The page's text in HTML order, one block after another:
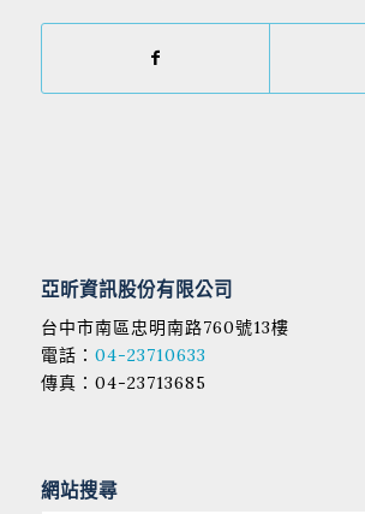
亞昕資訊股份有限公司
台中市南區忠明南路760號13樓
電話： 04-23710633
傳真：04-23713685
網站搜尋